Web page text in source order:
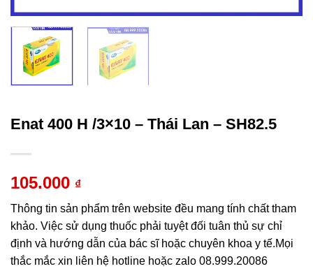
Enat 400 H /3×10 – Thái Lan – SH82.5
105.000 ₫
Thông tin sản phẩm trên website đều mang tính chất tham
khảo. Việc sử dụng thuốc phải tuyệt đối tuân thủ sự chỉ
định và hướng dẫn của bác sĩ hoặc chuyên khoa y tế.Mọi
thắc mắc xin liên hệ hotline hoặc zalo 08.999.20086